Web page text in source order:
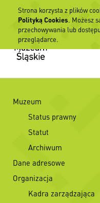
Muzeum
Status prawny
Statut
Archiwum
Dane adresowe
Organizacja
Kadra zarządzająca
Strona korzysta z plików
Polityką Cookies. Możesz
przechowywania lub
przeglądarce.